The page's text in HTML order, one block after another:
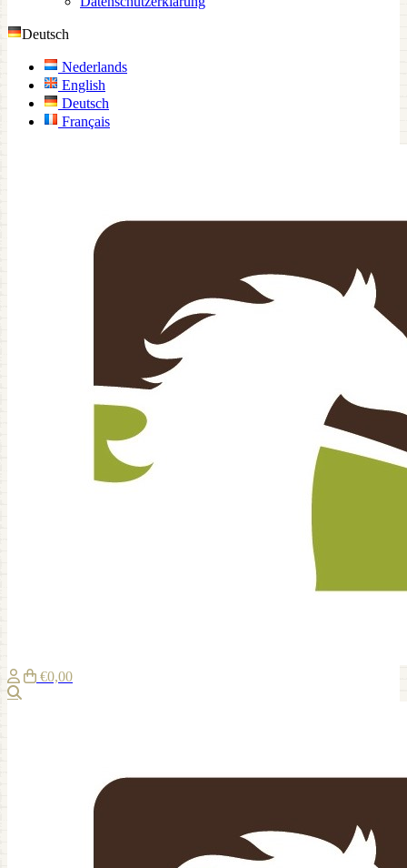
Deutsch
Nederlands
English
Deutsch
Français
€0,00